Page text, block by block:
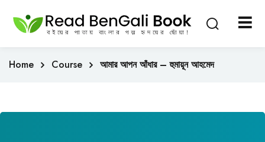
Home Course আমার আপন আঁধার – হুমায়ূন আহমেদ
Sign in Sign up
Sign in